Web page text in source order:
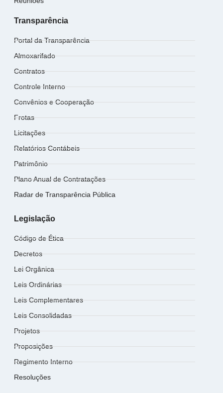
Transparência
Portal da Transparência
Almoxarifado
Contratos
Controle Interno
Convênios e Cooperação
Frotas
Licitações
Relatórios Contábeis
Patrimônio
Plano Anual de Contratações
Radar de Transparência Pública
Legislação
Código de Ética
Decretos
Lei Orgânica
Leis Ordinárias
Leis Complementares
Leis Consolidadas
Projetos
Proposições
Regimento Interno
Resoluções